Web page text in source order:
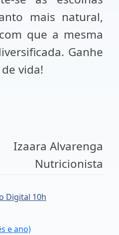
mais natural,
que a mesma
Ganhe
vida!
Izaara Alvarenga
Nutricionista
Digital 10h
e ano)